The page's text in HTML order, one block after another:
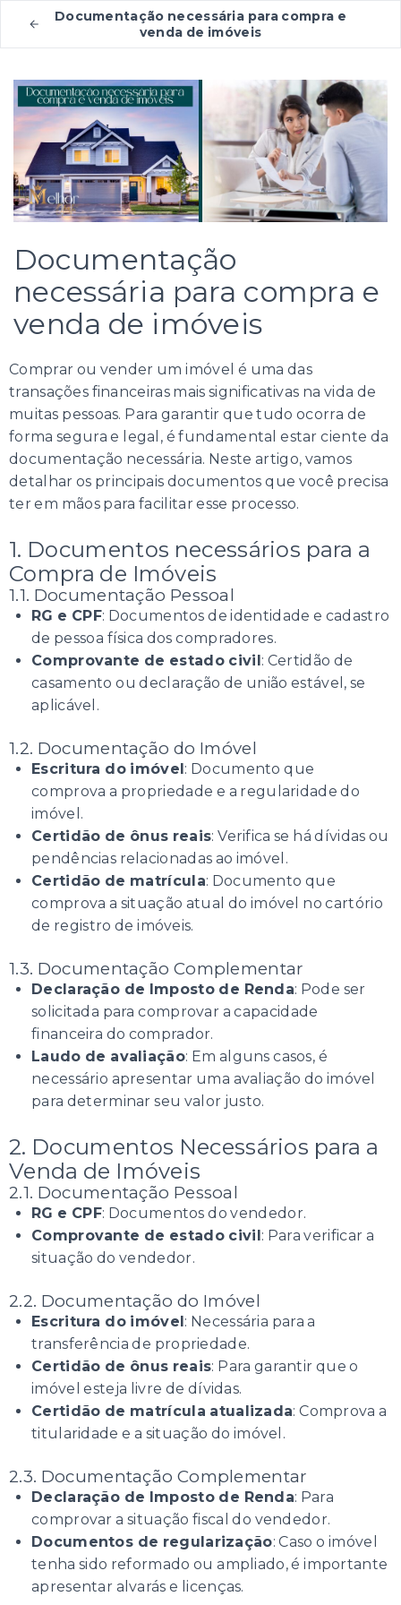
Documentação necessária para compra e
venda de imóveis
Documentação
necessária para compra e
venda de imóveis
Comprar ou vender um imóvel é uma das
transações financeiras mais significativas na vida de
muitas pessoas. Para garantir que tudo ocorra de
forma segura e legal, é fundamental estar ciente da
documentação necessária. Neste artigo, vamos
detalhar os principais documentos que você precisa
ter em mãos para facilitar esse processo.
1. Documentos necessários para a
Compra de Imóveis
1.1. Documentação Pessoal
RG e CPF: Documentos de identidade e cadastro
de pessoa física dos compradores.
Comprovante de estado civil : Certidão de
casamento ou declaração de união estável, se
aplicável.
1.2. Documentação do Imóvel
Escritura do imóvel : Documento que
comprova a propriedade e a regularidade do
imóvel.
Certidão de ônus reais: Verifica se há dívidas ou
pendências relacionadas ao imóvel.
Certidão de matrícula: Documento que
comprova a situação atual do imóvel no cartório
de registro de imóveis.
1.3. Documentação Complementar
Declaração de Imposto de Renda: Pode ser
solicitada para comprovar a capacidade
financeira do comprador.
Laudo de avaliação: Em alguns casos, é
necessário apresentar uma avaliação do imóvel
para determinar seu valor justo.
2. Documentos Necessários para a
Venda de Imóveis
2.1. Documentação Pessoal
RG e CPF: Documentos do vendedor.
Comprovante de estado civil : Para verificar a
situação do vendedor.
2.2. Documentação do Imóvel
Escritura do imóvel : Necessária para a
transferência de propriedade.
Certidão de ônus reais: Para garantir que o
imóvel esteja livre de dívidas.
Certidão de matrícula atualizada: Comprova a
titularidade e a situação do imóvel.
2.3. Documentação Complementar
Declaração de Imposto de Renda: Para
comprovar a situação fiscal do vendedor.
Documentos de regularização: Caso o imóvel
tenha sido reformado ou ampliado, é importante
apresentar alvarás e licenças.